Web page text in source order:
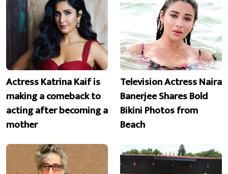
Actress Katrina Kaif is
making a comeback to
acting after becoming a
mother
Television Actress Naira
Banerjee Shares Bold
Bikini Photos from
Beach